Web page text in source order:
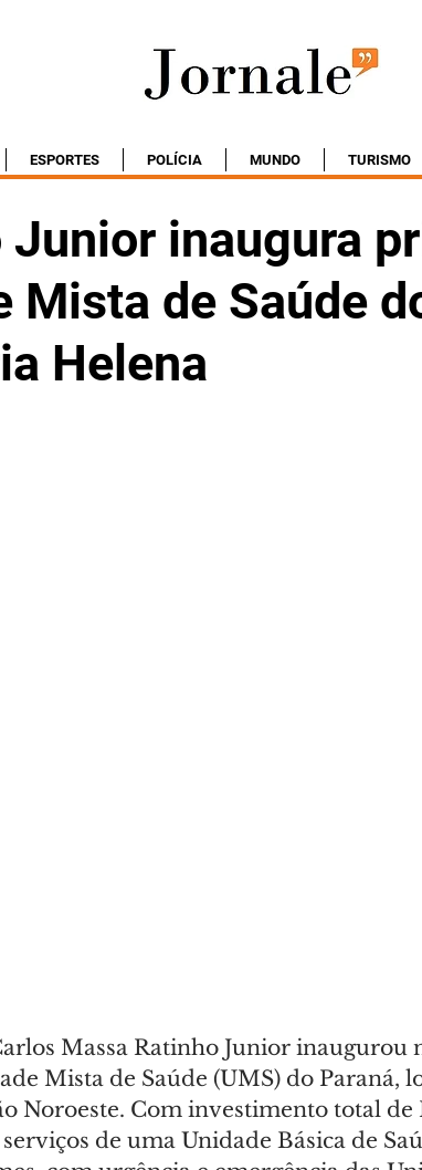
ESPORTES POLÍCIA MUNDO TURISMO
Junior inaugura
Mista de Saúde
Helena
Massa Ratinho Junior inaugurou
Mista de Saúde (UMS) do Paraná,
Noroeste. Com investimento total de
de uma Unidade Básica de